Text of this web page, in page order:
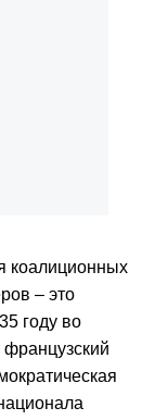
коалиционных
– это
году во